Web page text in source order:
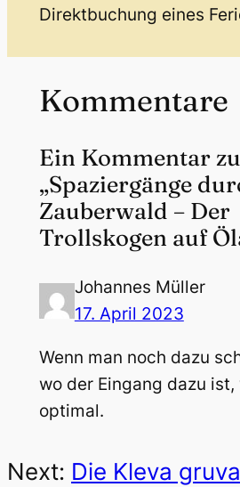
Direktbuchung eines
Kommentare
Ein Kommentar zu
„Spaziergänge
Zauberwald – Der
Trollskogen auf
Johannes Müller
17. April 2023
Wenn man noch dazu
wo der Eingang dazu ist,
optimal.
Next: Die Kleva